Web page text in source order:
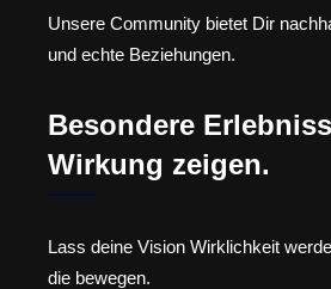
Unsere Community bietet Dir
und echte Beziehungen.
Besondere
Wirkung zeigen.
Lass deine Vision Wirklichkeit
die bewegen.